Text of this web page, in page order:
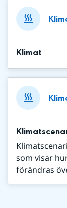
Klimat
som visar
förändras